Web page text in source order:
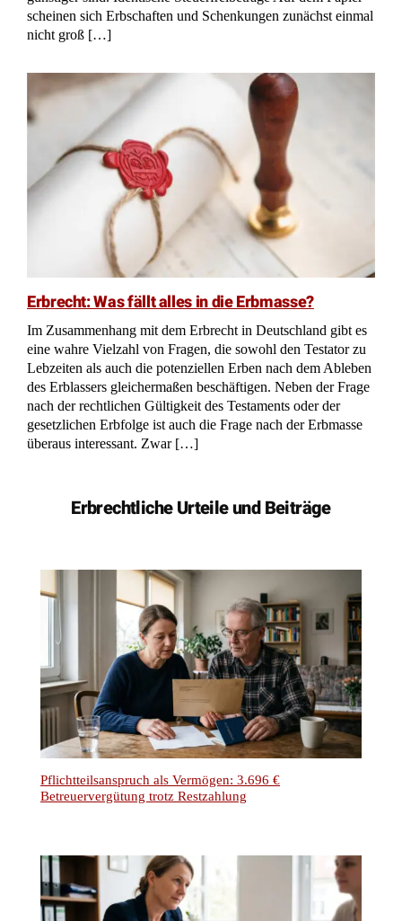
scheinen sich Erbschaften und Schenkungen zunächst einmal
nicht groß […]
Erbrecht: Was fällt alles in die Erbmasse?
Im Zusammenhang mit dem Erbrecht in Deutschland gibt es
eine wahre Vielzahl von Fragen, die sowohl den Testator zu
Lebzeiten als auch die potenziellen Erben nach dem Ableben
des Erblassers gleichermaßen beschäftigen. Neben der Frage
nach der rechtlichen Gültigkeit des Testaments oder der
gesetzlichen Erbfolge ist auch die Frage nach der Erbmasse
überaus interessant. Zwar […]
Erbrechtliche Urteile und Beiträge
Pflichtteilsanspruch als Vermögen: 3.696 €
Betreuervergütung trotz Restzahlung